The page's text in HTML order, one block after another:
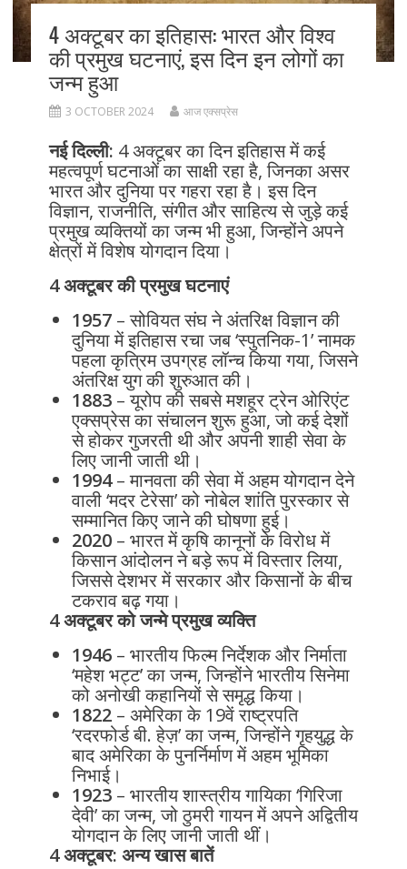
4 अक्टूबर का इतिहास: भारत और विश्व
की प्रमुख घटनाएं, इस दिन इन लोगों का
जन्म हुआ
3 OCTOBER 2024 आज एक्सप्रेस
नई दिल्ली: 4 अक्टूबर का दिन इतिहास में कई
महत्वपूर्ण घटनाओं का साक्षी रहा है, जिनका असर
भारत और दुनिया पर गहरा रहा है। इस दिन
विज्ञान, राजनीति, संगीत और साहित्य से जुड़े कई
प्रमुख व्यक्तियों का जन्म भी हुआ, जिन्होंने अपने
क्षेत्रों में विशेष योगदान दिया।
4 अक्टूबर की प्रमुख घटनाएं
1957– सोवियत संघ ने अंतरिक्ष विज्ञान की
दुनिया में इतिहास रचा जब ‘स्पुतनिक-1’ नामक
पहला कृत्रिम उपग्रह लॉन्च किया गया, जिसने
अंतरिक्ष युग की शुरुआत की।
1883– यूरोप की सबसे मशहूर ट्रेन ओरिएंट
एक्सप्रेस का संचालन शुरू हुआ, जो कई देशों
से होकर गुजरती थी और अपनी शाही सेवा के
लिए जानी जाती थी।
1994– मानवता की सेवा में अहम योगदान देने
वाली ‘मदर टेरेसा’ को नोबेल शांति पुरस्कार से
सम्मानित किए जाने की घोषणा हुई।
2020– भारत में कृषि कानूनों के विरोध में
किसान आंदोलन ने बड़े रूप में विस्तार लिया,
जिससे देशभर में सरकार और किसानों के बीच
टकराव बढ़ गया।
4 अक्टूबर को जन्मे प्रमुख व्यक्ति
1946– भारतीय फिल्म निर्देशक और निर्माता
‘महेश भट्ट’ का जन्म, जिन्होंने भारतीय सिनेमा
को अनोखी कहानियों से समृद्ध किया।
1822– अमेरिका के 19वें राष्ट्रपति
‘रदरफोर्ड बी. हेज़’ का जन्म, जिन्होंने गृहयुद्ध के
बाद अमेरिका के पुनर्निर्माण में अहम भूमिका
निभाई।
1923– भारतीय शास्त्रीय गायिका ‘गिरिजा
देवी’ का जन्म, जो ठुमरी गायन में अपने अद्वितीय
योगदान के लिए जानी जाती थीं।
4 अक्टूबर: अन्य खास बातें